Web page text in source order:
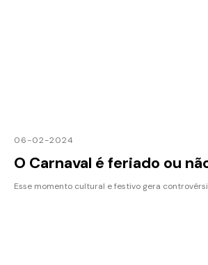
06-02-2024
O Carnaval é feriado ou
Esse momento cultural e festivo gera